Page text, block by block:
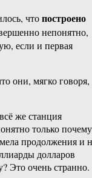
чтопостроено
непонятно,
если и первая
они, мягко говоря,
же станция
только почему
продолжения и
долларов
Это очень странно.